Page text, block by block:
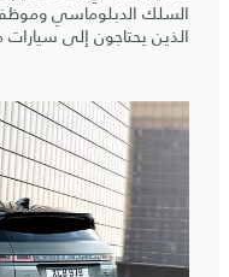
السلك الدبلوماسي
الذين يحتاجون إلى